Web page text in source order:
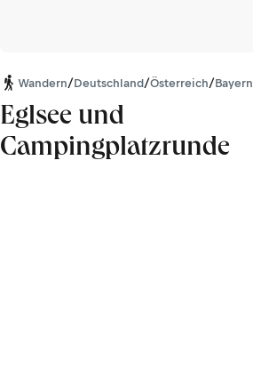
Wandern/Deutschland/Österreich/Bayern
Eglsee und
Campingplatzrunde